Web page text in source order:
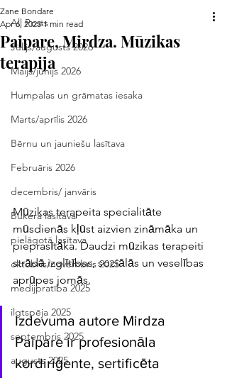
All Posts
Jūlijs/augusts 2026
Maijs/jūnijs 2026
Humpalas un grāmatas iesaka
Marts/aprīlis 2026
Bērnu un jauniešu lasītava
Februāris 2026
decembris/ janvāris
Bukera lasītava
pielāgotā lasītava
oktobris/novembris 2025
medijpratība 2025
ilgtspēja 2025
septembris 2025
augusts 2025
Paipare, Mirdza. Mūzikas
terapija
Zane Bondare
Apr 6, 2023 1 min read
Mūzikas terapeita specialitāte
mūsdienās kļūst aizvien zināmāka un
pieprasītāka. Daudzi mūzikas terapeiti
strādā izglītības, sociālās un veselības
aprūpes jomās.
Izdevuma autore Mirdza
Paipare ir profesionāla
kordiriģente, sertificēta